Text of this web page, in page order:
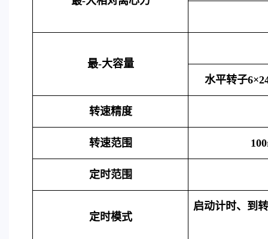
最-大容量
水平转子
转速精度
转速范围
定时范围
定时模式
启动计时、到